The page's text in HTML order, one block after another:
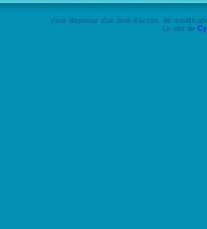
Vous disposez d'un droit d'accès, de
Le site de